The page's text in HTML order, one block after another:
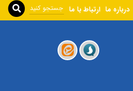
درباره ما ارتباط با ما